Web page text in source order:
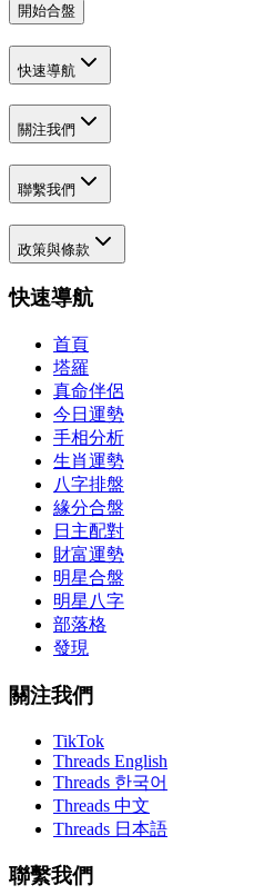
開始合盤
快速導航
關注我們
聯繫我們
政策與條款
快速導航
首頁
塔羅
真命伴侶
今日運勢
手相分析
生肖運勢
八字排盤
緣分合盤
日主配對
財富運勢
明星合盤
明星八字
部落格
發現
關注我們
TikTok
Threads English
Threads 한국어
Threads 中文
Threads 日本語
聯繫我們